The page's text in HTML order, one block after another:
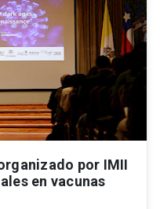
por IMII
en vacunas